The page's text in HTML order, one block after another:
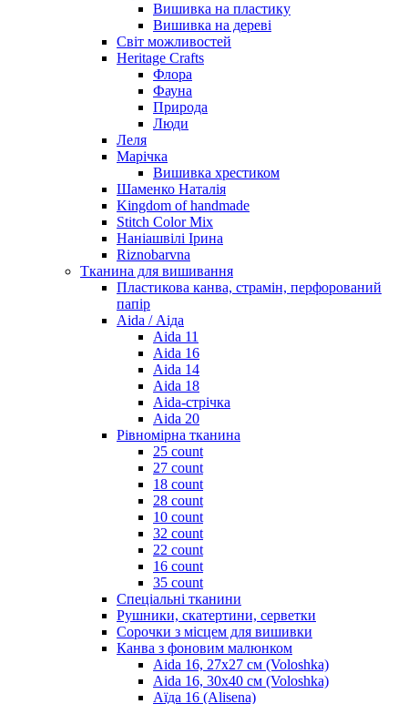
Вишивка на пластику
Вишивка на дереві
Світ можливостей
Heritage Crafts
Флора
Фауна
Природа
Люди
Леля
Марічка
Вишивка хрестиком
Шаменко Наталія
Kingdom of handmade
Stitch Color Mix
Наніашвілі Ірина
Riznobarvna
Тканина для вишивання
Пластикова канва, страмін, перфорований
папір
Aida / Аіда
Aida 11
Aida 16
Aida 14
Aida 18
Aida-стрічка
Aida 20
Рівномірна тканина
25 count
27 count
18 count
28 count
10 count
32 count
22 count
16 count
35 count
Спеціальні тканини
Рушники, скатертини, серветки
Сорочки з місцем для вишивки
Канва з фоновим малюнком
Aida 16, 27х27 см (Voloshka)
Aida 16, 30х40 см (Voloshka)
Аїда 16 (Alisena)